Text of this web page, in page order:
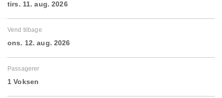
tirs. 11. aug. 2026
Vend tilbage
ons. 12. aug. 2026
Passagerer
1 Voksen